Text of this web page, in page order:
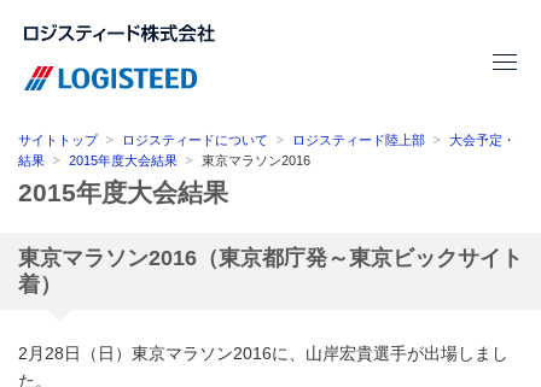
サイトトップ ロジスティードについて ロジスティード陸上部
大会予定・
結果
2015年度大会結果 東京マラソン2016
2015年度大会結果
東京マラソン2016（東京都庁発～東京ビックサイト
着）
2月28日（日）東京マラソン2016に、山岸宏貴選手が出場しまし
た。